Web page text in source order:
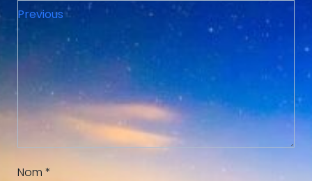
Post
navigation
Previous
Nom *